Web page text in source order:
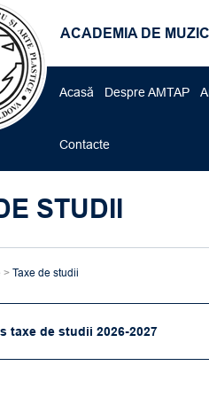
ACADEMIA DE
Acasă Despre AMTAP
Contacte
STUDII
> Taxe de studii
taxe de studii 2026-2027